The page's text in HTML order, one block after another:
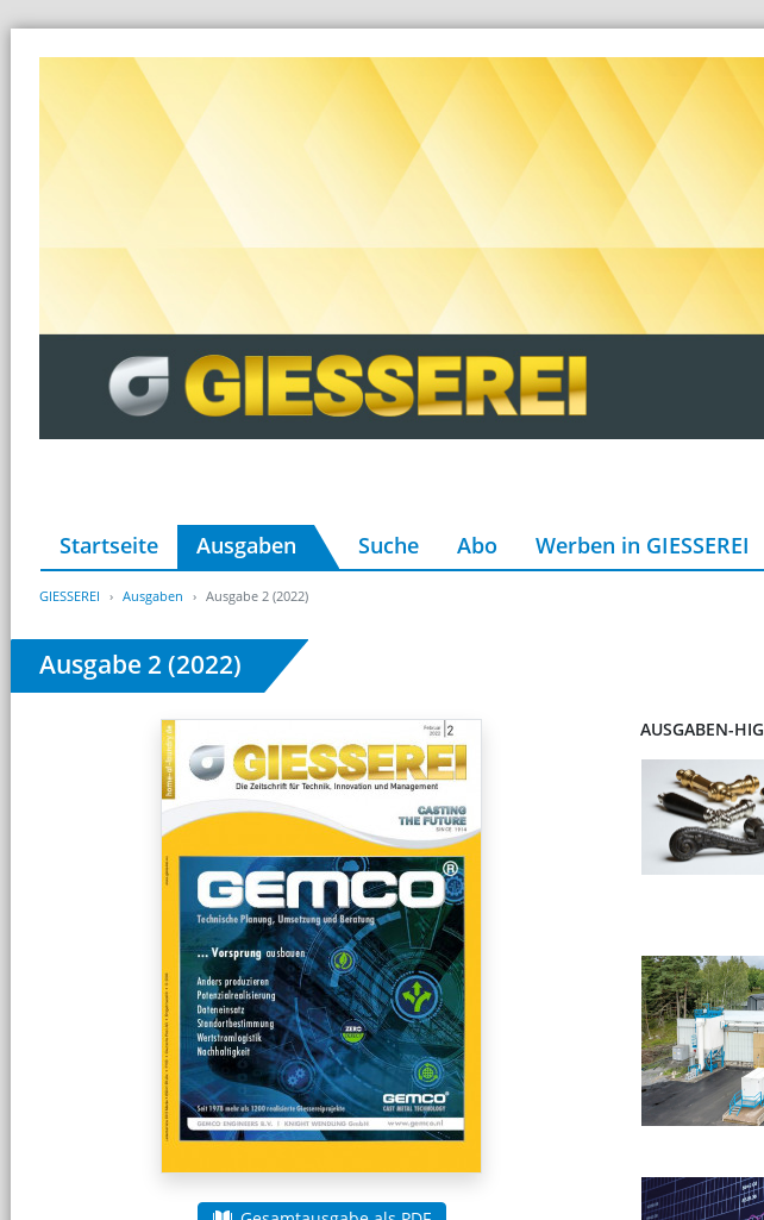
Startseite Ausgaben Suche Abo Werben in GIESSEREI
GIESSEREI Ausgaben Ausgabe 2 (2022)
Ausgabe 2 (2022)
AUSGABEN-